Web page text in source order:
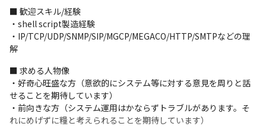
■ 歓迎スキル/経験
・shell script製造経験
・IP/TCP/UDP/SNMP/SIP/MGCP/MEGACO/HTTP/SMTPなどの理
解
■ 求める人物像
・好奇心旺盛な方（意欲的にシステム等に対する意見を周りと話
せることを期待しています）
・前向きな方（システム運用はかならずトラブルがあります。そ
れにめげずに糧と考えられることを期待しています）